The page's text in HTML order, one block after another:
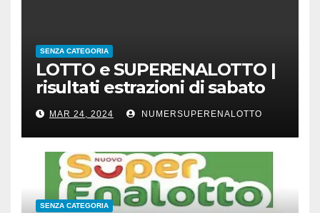
SENZA CATEGORIA
LOTTO e SUPERENALOTTO |
risultati estrazioni di sabato
23 marzo 2024
MAR 24, 2024 NUMERSUPERENALOTTO
SENZA CATEGORIA